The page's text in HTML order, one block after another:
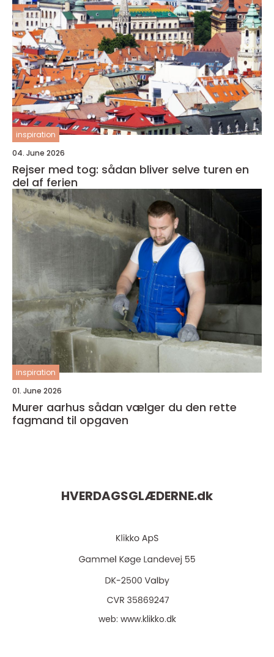
inspiration
04. June 2026
Rejser med tog: sådan bliver selve turen en
del af ferien
inspiration
01. June 2026
Murer aarhus sådan vælger du den rette
fagmand til opgaven
HVERDAGSGLÆDERNE.dk
web: www.klikko.dk